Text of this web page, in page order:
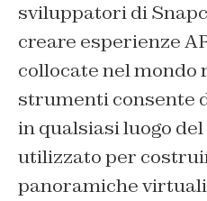
sviluppatori di
creare esperienze
collocate nel mondo
strumenti consente
in qualsiasi luogo
utilizzato per
panoramiche